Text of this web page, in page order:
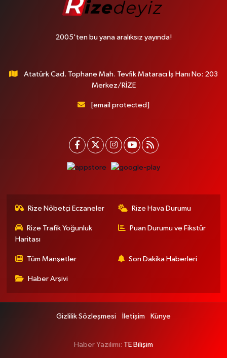
2005'ten bu yana aralıksız yayında!
Atatürk Cad. Tophane Mah. Tevfik Mataracı İş Hanı No: 203
Merkez/RİZE
[email protected]
Rize Nöbetçi Eczaneler Rize Hava Durumu
Rize Trafik Yoğunluk
Haritası
Puan Durumu ve Fikstür
Tüm Manşetler Son Dakika Haberleri
Haber Arşivi
Gizlilik Sözleşmesi İletişim Künye
Haber Yazılımı: TE Bilişim